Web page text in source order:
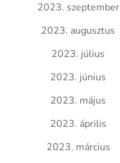
2023. szeptember
2023. augusztus
2023. július
2023. június
2023. május
2023. április
2023. március